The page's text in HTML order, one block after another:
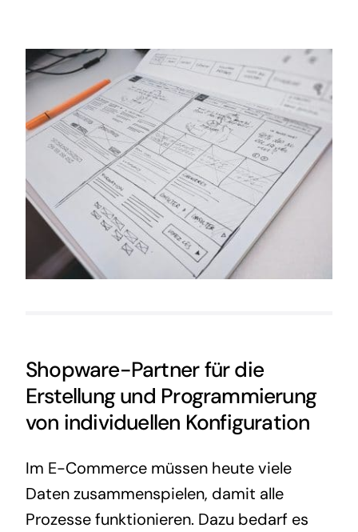
Shopware-Partner für die
Erstellung und Programmierung
von individuellen Konfiguration
Im E-Commerce müssen heute viele
Daten zusammenspielen, damit alle
Prozesse funktionieren. Dazu bedarf es